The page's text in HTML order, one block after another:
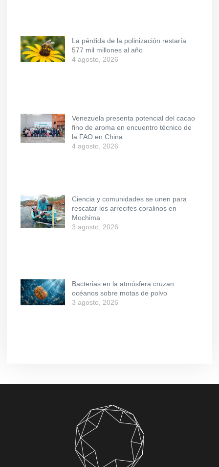
La pérdida de la polinización restaría
577 mil millones al año
4 agosto, 2026
Venezuela presenta potencial del cacao
fino de aroma en encuentro técnico de
la FAO en China
4 agosto, 2026
Ciencia y comunidades se unen para
rescatar los arrecifes coralinos en
Mochima
3 agosto, 2026
Bacterias en la atmósfera cruzan
océanos sobre motas de polvo
3 agosto, 2026